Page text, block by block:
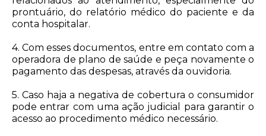
prontuário, do relatório médico do paciente e da
conta hospitalar.
4. Com esses documentos, entre em contato com a
operadora de plano de saúde e peça novamente o
pagamento das despesas, através da ouvidoria.
5. Caso haja a negativa de cobertura o consumidor
pode entrar com uma ação judicial para garantir o
acesso ao procedimento médico necessário.